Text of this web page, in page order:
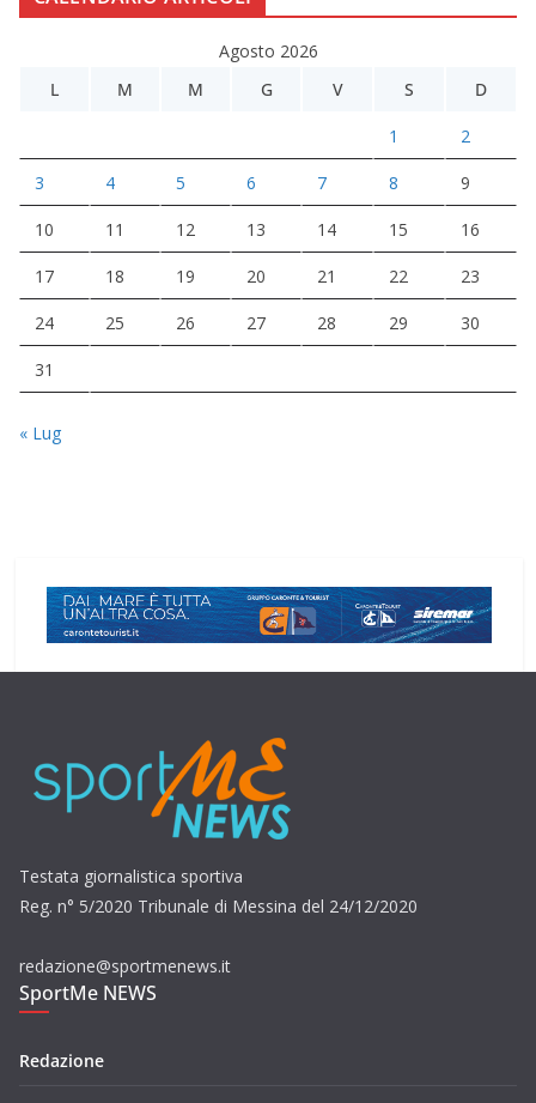
Agosto 2026
L
M M G V S D
1 2
3 4 5 6 7 8 9
10 11 12 13 14 15 16
17 18 19 20 21 22 23
24 25 26 27 28 29 30
31
« Lug
Testata giornalistica sportiva
Reg. n° 5/2020 Tribunale di Messina del 24/12/2020
redazione@sportmenews.it
SportMe NEWS
Redazione